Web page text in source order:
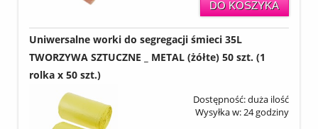
DO KOSZYKA
Uniwersalne worki do segregacji śmieci 35L
TWORZYWA SZTUCZNE _ METAL (żółte) 50 szt. (1
rolka x 50 szt.)
Dostępność:duża ilość
Wysyłka w:24 godziny